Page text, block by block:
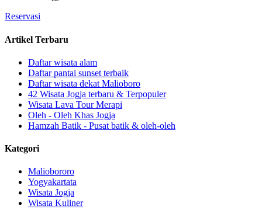
Reservasi
Artikel Terbaru
Daftar wisata alam
Daftar pantai sunset terbaik
Daftar wisata dekat Malioboro
42 Wisata Jogja terbaru & Terpopuler
Wisata Lava Tour Merapi
Oleh - Oleh Khas Jogja
Hamzah Batik - Pusat batik & oleh-oleh
Kategori
Maliobororo
Yogyakartata
Wisata Jogja
Wisata Kuliner